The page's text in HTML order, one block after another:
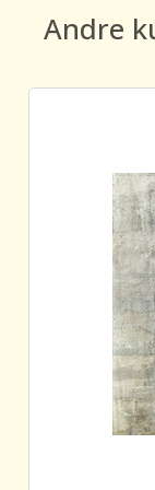
Andre